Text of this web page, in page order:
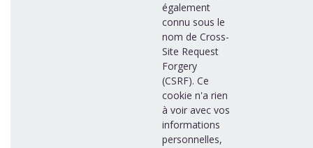
également
connu sous le
nom de Cross-
Site Request
Forgery
(CSRF). Ce
cookie n'a rien
à voir avec vos
informations
personnelles,